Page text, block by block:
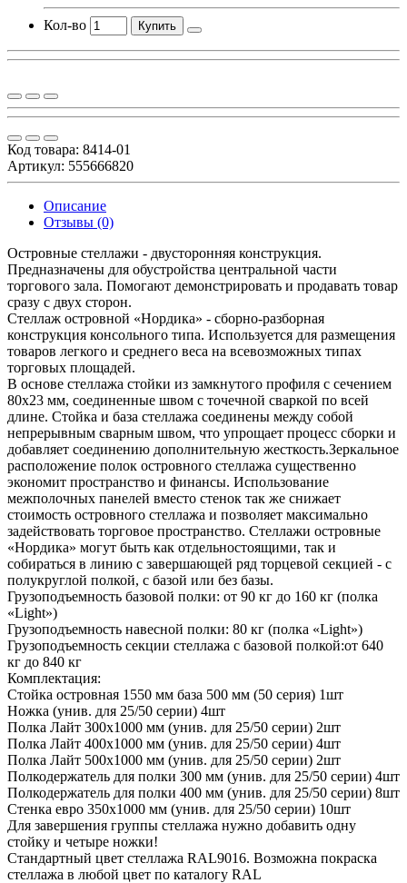
Кол-во Купить
Код товара: 8414-01
Артикул: 555666820
Описание
Отзывы (0)
Островные стеллажи - двусторонняя конструкция.
Предназначены для обустройства центральной части
торгового зала. Помогают демонстрировать и продавать товар
сразу с двух сторон.
Стеллаж островной «Нордика» - сборно-разборная
конструкция консольного типа. Используется для размещения
товаров легкого и среднего веса на всевозможных типах
торговых площадей.
В основе стеллажа стойки из замкнутого профиля с сечением
80х23 мм, соединенные швом с точечной сваркой по всей
длине. Стойка и база стеллажа соединены между собой
непрерывным сварным швом, что упрощает процесс сборки и
добавляет соединению дополнительную жесткость.Зеркальное
расположение полок островного стеллажа существенно
экономит пространство и финансы. Использование
межполочных панелей вместо стенок так же снижает
стоимость островного стеллажа и позволяет максимально
задействовать торговое пространство. Стеллажи островные
«Нордика» могут быть как отдельностоящими, так и
собираться в линию с завершающей ряд торцевой секцией - с
полукруглой полкой, с базой или без базы.
Грузоподъемность базовой полки: от 90 кг до 160 кг (полка
«Light»)
Грузоподъемность навесной полки: 80 кг (полка «Light»)
Грузоподъемность секции стеллажа с базовой полкой:от 640
кг до 840 кг
Комплектация:
Стойка островная 1550 мм база 500 мм (50 серия) 1шт
Ножка (унив. для 25/50 серии) 4шт
Полка Лайт 300х1000 мм (унив. для 25/50 серии) 2шт
Полка Лайт 400х1000 мм (унив. для 25/50 серии) 4шт
Полка Лайт 500х1000 мм (унив. для 25/50 серии) 2шт
Полкодержатель для полки 300 мм (унив. для 25/50 серии) 4шт
Полкодержатель для полки 400 мм (унив. для 25/50 серии) 8шт
Стенка евро 350х1000 мм (унив. для 25/50 серии) 10шт
Для завершения группы стеллажа нужно добавить одну
стойку и четыре ножки!
Стандартный цвет стеллажа RAL9016. Возможна покраска
стеллажа в любой цвет по каталогу RAL